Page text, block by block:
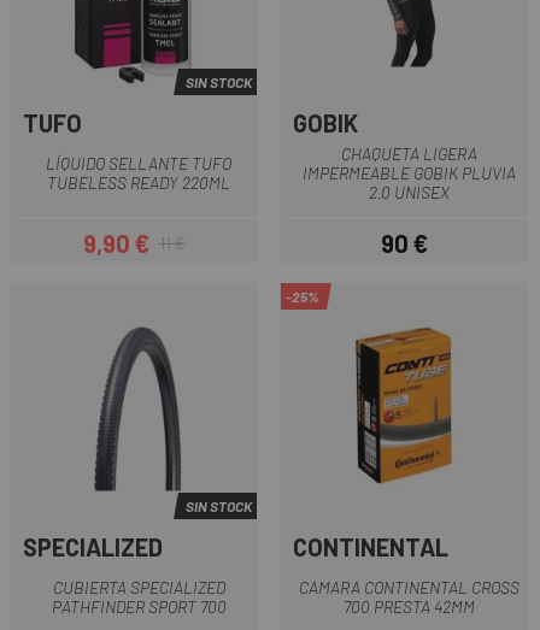
SIN STOCK
TUFO
LÍQUIDO SELLANTE TUFO
TUBELESS READY 220ML
Precio
9,90 €Precio regular
11 €
GOBIK
CHAQUETA LIGERA
IMPERMEABLE GOBIK PLUVIA
2.0 UNISEX
Precio
90 €
SIN STOCK
SPECIALIZED
CUBIERTA SPECIALIZED
PATHFINDER SPORT 700
-25%
CONTINENTAL
CAMARA CONTINENTAL CROSS
700 PRESTA 42MM